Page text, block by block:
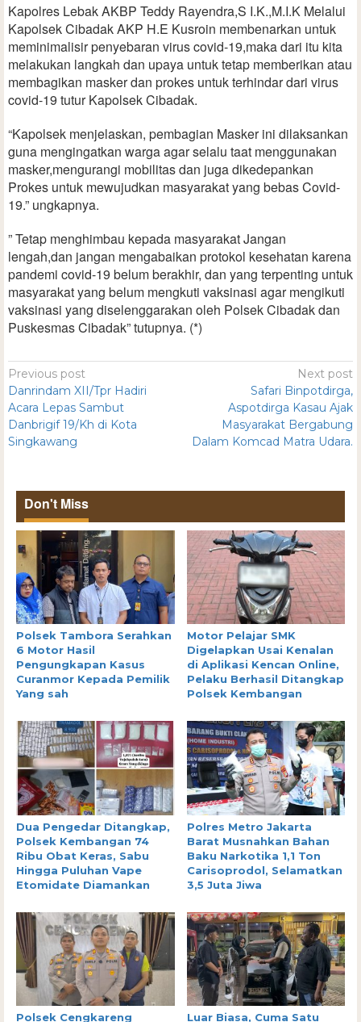
Kapolres Lebak AKBP Teddy Rayendra,S I.K.,M.I.K Melalui
Kapolsek Cibadak AKP H.E Kusroin membenarkan untuk
meminimalisir penyebaran virus covid-19,maka dari itu kita
melakukan langkah dan upaya untuk tetap memberikan atau
membagikan masker dan prokes untuk terhindar dari virus
covid-19 tutur Kapolsek Cibadak.
“Kapolsek menjelaskan, pembagian Masker ini dilaksankan
guna mengingatkan warga agar selalu taat menggunakan
masker,mengurangi mobilitas dan juga dikedepankan
Prokes untuk mewujudkan masyarakat yang bebas Covid-
19.” ungkapnya.
” Tetap menghimbau kepada masyarakat Jangan
lengah,dan jangan mengabaikan protokol kesehatan karena
pandemi covid-19 belum berakhir, dan yang terpenting untuk
masyarakat yang belum mengkuti vaksinasi agar mengikuti
vaksinasi yang diselenggarakan oleh Polsek Cibadak dan
Puskesmas Cibadak” tutupnya. (*)
Previous post
Danrindam XII/Tpr Hadiri
Acara Lepas Sambut
Danbrigif 19/Kh di Kota
Singkawang
Next post
Safari Binpotdirga,
Aspotdirga Kasau Ajak
Masyarakat Bergabung
Dalam Komcad Matra Udara.
Don't Miss
Polsek Tambora Serahkan
6 Motor Hasil
Pengungkapan Kasus
Curanmor Kepada Pemilik
Yang sah
Motor Pelajar SMK
Digelapkan Usai Kenalan
di Aplikasi Kencan Online,
Pelaku Berhasil Ditangkap
Polsek Kembangan
Dua Pengedar Ditangkap,
Polsek Kembangan 74
Ribu Obat Keras, Sabu
Hingga Puluhan Vape
Etomidate Diamankan
Polres Metro Jakarta
Barat Musnahkan Bahan
Baku Narkotika 1,1 Ton
Carisoprodol, Selamatkan
3,5 Juta Jiwa
Polsek Cengkareng Luar Biasa, Cuma Satu